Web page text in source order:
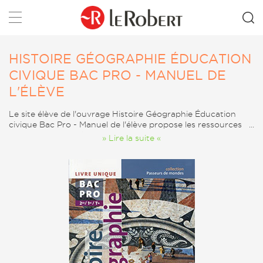
Rechercher
HISTOIRE GÉOGRAPHIE ÉDUCATION
CIVIQUE BAC PRO - MANUEL DE
L'ÉLÈVE
Le site élève de l'ouvrage Histoire Géographie Éducation
civique Bac Pro - Manuel de l'élève propose les ressources
suivantes : Activités TICE.» Lire la suite «